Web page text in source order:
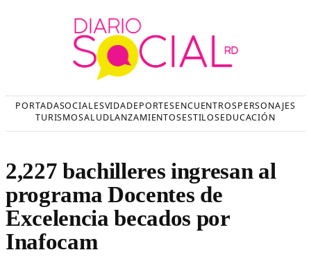
PORTADASOCIALESVIDADEPORTESENCUENTROSPERSONAJES
TURISMOSALUDLANZAMIENTOSESTILOSEDUCACIÓN
2,227 bachilleres ingresan al
programa Docentes de
Excelencia becados por
Inafocam